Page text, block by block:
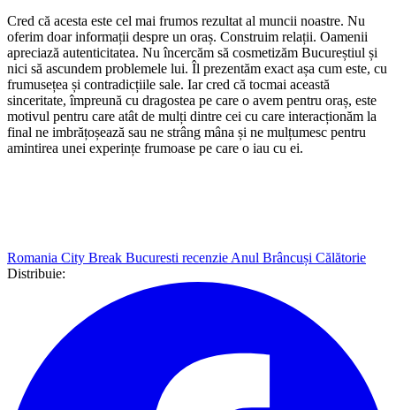
Cred că acesta este cel mai frumos rezultat al muncii noastre. Nu
oferim doar informații despre un oraș. Construim relații. Oamenii
apreciază autenticitatea. Nu încercăm să cosmetizăm Bucureștiul și
nici să ascundem problemele lui. Îl prezentăm exact așa cum este, cu
frumusețea și contradicțiile sale. Iar cred că tocmai această
sinceritate, împreună cu dragostea pe care o avem pentru oraș, este
motivul pentru care atât de mulți dintre cei cu care interacționăm la
final ne imbrățoșează sau ne strâng mâna și ne mulțumesc pentru
amintirea unei experințe frumoase pe care o iau cu ei.
Romania City Break Bucuresti recenzieAnul Brâncuși Călătorie
Distribuie: